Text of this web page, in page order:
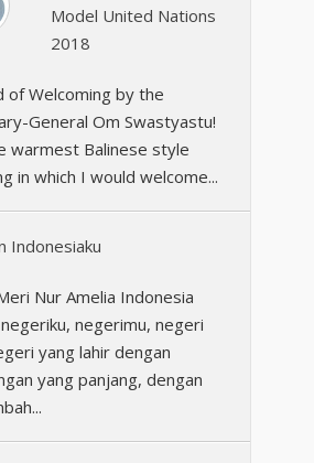
Model United Nations
2018
of Welcoming by the
General Om Swastyastu!
warmest Balinese style
in which I would welcome...
Indonesiaku
Nur Amelia Indonesia
negerimu, negeri
yang lahir dengan
yang panjang, dengan